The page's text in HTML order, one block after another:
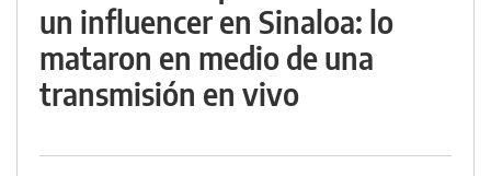
un influencer en Sinaloa: lo
mataron en medio de una
transmisión en vivo